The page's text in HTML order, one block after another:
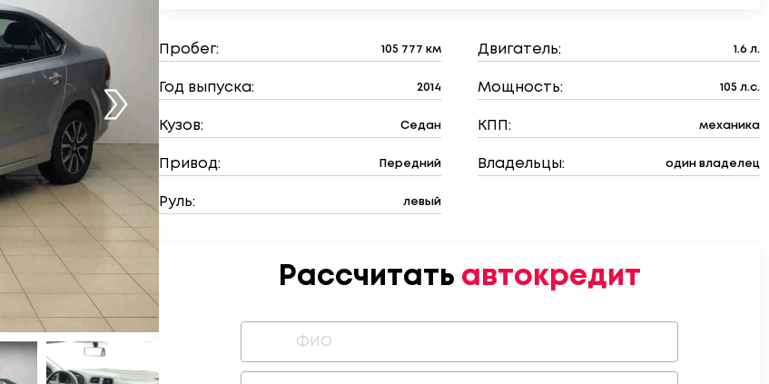
Пробег: 105 777 км Двигатель: 1.6 л.
Год выпуска: 2014 Мощность: 105 л.с.
Кузов: Седан КПП: механика
Привод: Передний Владельцы: один владелец
Руль: левый
Рассчитать автокредит